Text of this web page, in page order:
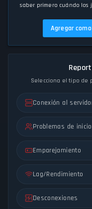
saber primero cuándo los
Agregar
Selecciona el tipo de
Conexión al
Problemas de
Emparejamiento
Lag/Rendimiento
Desconexiones